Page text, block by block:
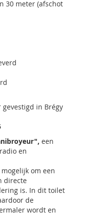
30 meter (afschot
gevestigd in Brégy
een
en
om een
directe
is. In dit toilet
de
wordt en